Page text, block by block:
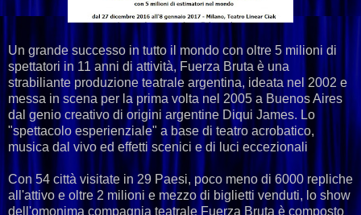
Un grande successo in tutto il mondo con oltre 5 milioni di
spettatori in 11 anni di attività, Fuerza Bruta è una
strabiliante produzione teatrale argentina, ideata nel 2002 e
messa in scena per la prima volta nel 2005 a Buenos Aires
dal genio creativo di origini argentine Diqui James. Lo
"spettacolo esperienziale" a base di teatro acrobatico,
musica dal vivo ed effetti scenici e di luci eccezionali
Con 54 città visitate in 29 Paesi, poco meno di 6000 repliche
all'attivo e oltre 2 milioni e mezzo di biglietti venduti, lo show
dell'omonima compagnia teatrale Fuerza Bruta è composto